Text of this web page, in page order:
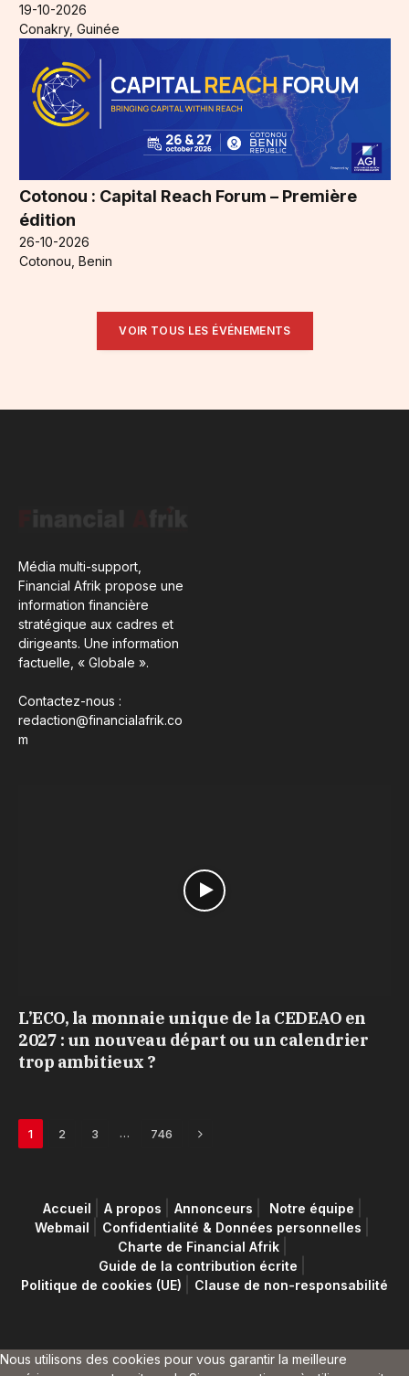
19-10-2026
Conakry, Guinée
Cotonou : Capital Reach Forum – Première
édition
26-10-2026
Cotonou, Benin
VOIR TOUS LES ÉVÉNEMENTS
Média multi-support,
Financial Afrik propose une
information financière
stratégique aux cadres et
dirigeants. Une information
factuelle, « Globale ».
Contactez-nous :
redaction@financialafrik.co
m
L’ECO, la monnaie unique de la CEDEAO en
2027 : un nouveau départ ou un calendrier
trop ambitieux ?
1 2 3 … 746 Next
Accueil A propos Annonceurs
Notre équipe
Webmail
Confidentialité & Données personnelles
Charte de Financial Afrik
Guide de la contribution écrite
Politique de cookies (UE)
Clause de non-responsabilité
Nous utilisons des cookies pour vous garantir la meilleure